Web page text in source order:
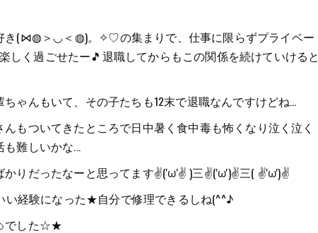
き(⋈◍＞◡＜◍)。✧♡の集まりで、仕事に限らずプライベー
しく過ごせたー🎵退職してからもこの関係を続けていけると
ゃんもいて、その子たちも12末で退職なんですけどね…
もついてきたところで日中暑く食中毒も怖くなり泣く泣く
難しいかな...
かりだったなーと思ってます✌('ω'✌ )三✌('ω')✌三( ✌'ω')✌
い経験になった★自分で修理できるしね(^^♪
でした☆★